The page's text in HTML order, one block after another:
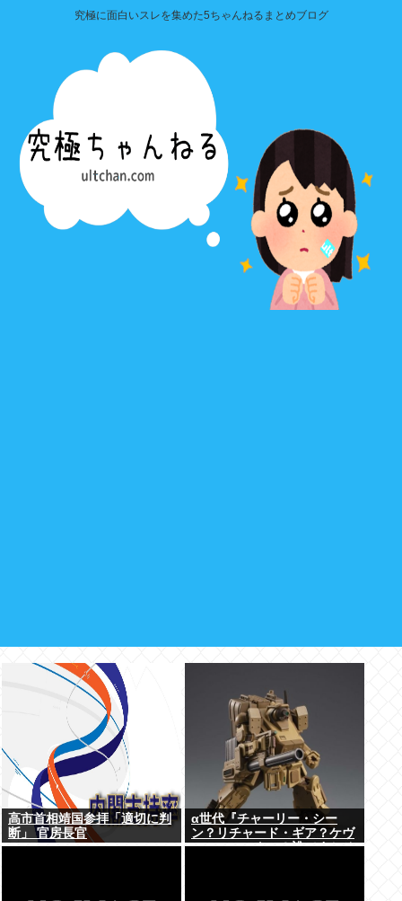
究極に面白いスレを集めた5ちゃんねるまとめブログ
高市首相靖国参拝「適切に判
断」 官房長官
α世代『チャーリー・シー
ン？リチャード・ギア？ケヴ
ィン・コスナー？誰ですかそ